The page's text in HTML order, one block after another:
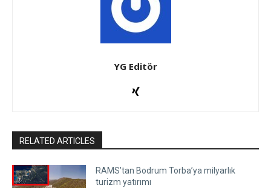
YG Editör
RELATED ARTICLES
RAMS’tan Bodrum Torba’ya milyarlık
turizm yatırımı